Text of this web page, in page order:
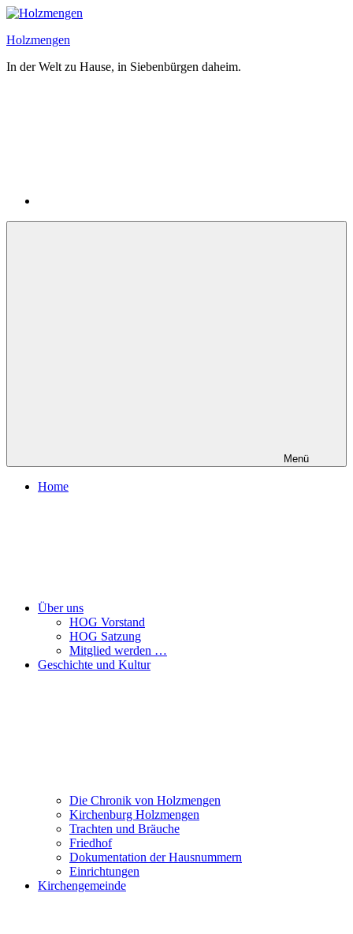
Zum
springen
Holzmengen
In der Welt zu Hause, in Siebenbürgen daheim.
Menü
Home
Über uns
HOG Vorstand
HOG Satzung
Mitglied werden …
Geschichte und Kultur
Die Chronik von Holzmengen
Kirchenburg Holzmengen
Trachten und Bräuche
Friedhof
Dokumentation der Hausnummern
Einrichtungen
Kirchengemeinde